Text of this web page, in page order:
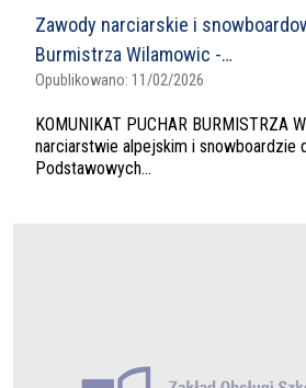
Zawody narciarskie i
Burmistrza Wilamowic -…
Opublikowano: 11/02/2026
KOMUNIKAT PUCHAR BURMISTRZA
narciarstwie alpejskim i snowboardzie
Podstawowych...